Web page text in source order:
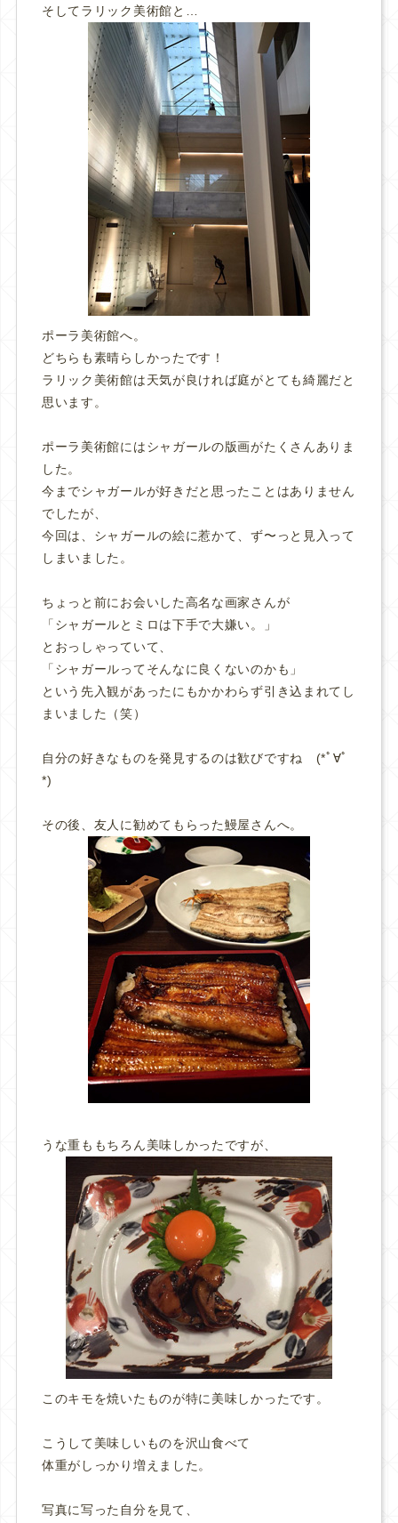
そしてラリック美術館と…
ポーラ美術館へ。
どちらも素晴らしかったです！
ラリック美術館は天気が良ければ庭がとても綺麗だと
思います。
ポーラ美術館にはシャガールの版画がたくさんありま
した。
今までシャガールが好きだと思ったことはありません
でしたが、
今回は、シャガールの絵に惹かて、ず〜っと見入って
しまいました。
ちょっと前にお会いした高名な画家さんが
「シャガールとミロは下手で大嫌い。」
とおっしゃっていて、
「シャガールってそんなに良くないのかも」
という先入観があったにもかかわらず引き込まれてし
まいました（笑）
自分の好きなものを発見するのは歓びですね (*ﾟ∀ﾟ
*)
その後、友人に勧めてもらった鰻屋さんへ。
うな重ももちろん美味しかったですが、
このキモを焼いたものが特に美味しかったです。
こうして美味しいものを沢山食べて
体重がしっかり増えました。
写真に写った自分を見て、